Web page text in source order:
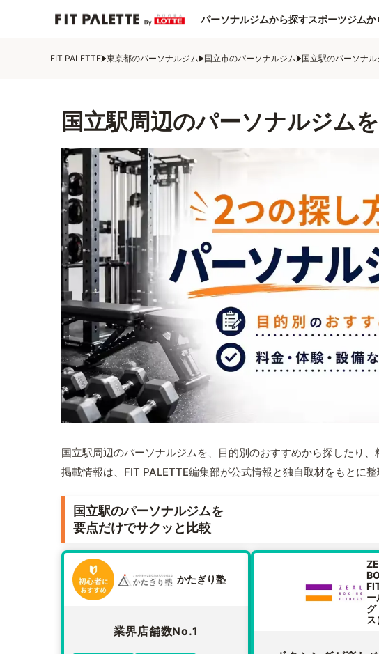
パーソナルジムから探すスポーツジム
FIT PALETTE 東京都のパーソナルジム 国立市のパーソナルジム 国立駅のパーソナル
国立駅周辺のパーソナルジム
国立駅周辺のパーソナルジムを、目的別のおすすめから探したり
掲載情報は、FIT PALETTE編集部が公式情報と独自取材をもとに整
国立駅のパーソナルジムを
要点だけでサクッと比較
かたぎり塾
業界店舗数No.1
ー
グ
ス